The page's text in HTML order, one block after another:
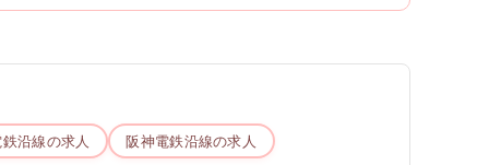
鉄沿線の求人 阪神電鉄沿線の求人